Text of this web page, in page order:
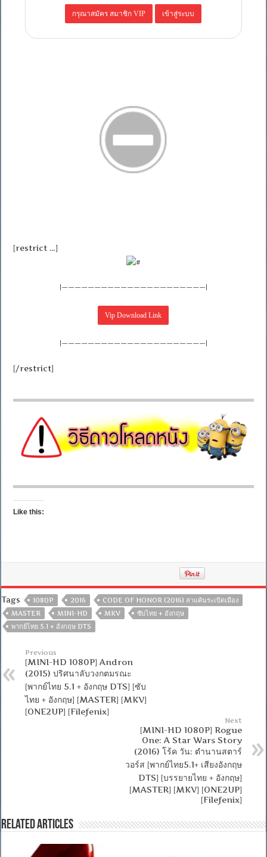
[restrict …]
|——————————————————————|
|——————————————————————|
[/restrict]
Like this:
Tags 1080P 2016
CODE OF HONOR (2016) ล่าแค้นระเบิดเมือง
MASTER
MINI-HD MKV
ซับไทย + อังกฤษ
พากย์ไทย 5.1 + อังกฤษ DTS
Previous
[MINI-HD 1080P] Andron
(2015) ปริศนาลับวงกตมรณะ
[พากย์ไทย 5.1 + อังกฤษ DTS] [ซับ
ไทย + อังกฤษ] [MASTER] [MKV]
[ONE2UP] [Filefenix]
Next
[MINI-HD 1080P] Rogue
One: A Star Wars Story
(2016) โร้ค วัน: ตำนานสตาร์
วอร์ส [พากย์ไทย5.1+ เสียงอังกฤษ
DTS] [บรรยายไทย + อังกฤษ]
[MASTER] [MKV] [ONE2UP]
[Filefenix]
Related Articles